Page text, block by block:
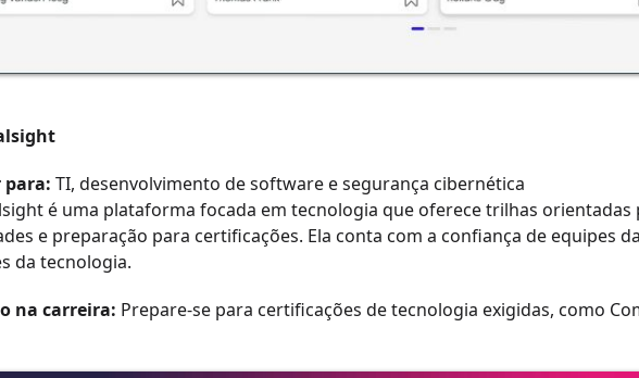
para: TI, desenvolvimento de software e segurança cibernética
é uma plataforma focada em tecnologia que oferece trilhas orientadas
e preparação para certificações. Ela conta com a confiança de equipes
da tecnologia.
na carreira: Prepare-se para certificações de tecnologia exigidas, como